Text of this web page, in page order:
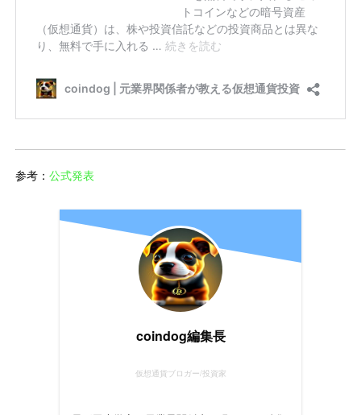
参考：公式発表
coindog編集長
仮想通貨ブロガー/投資家